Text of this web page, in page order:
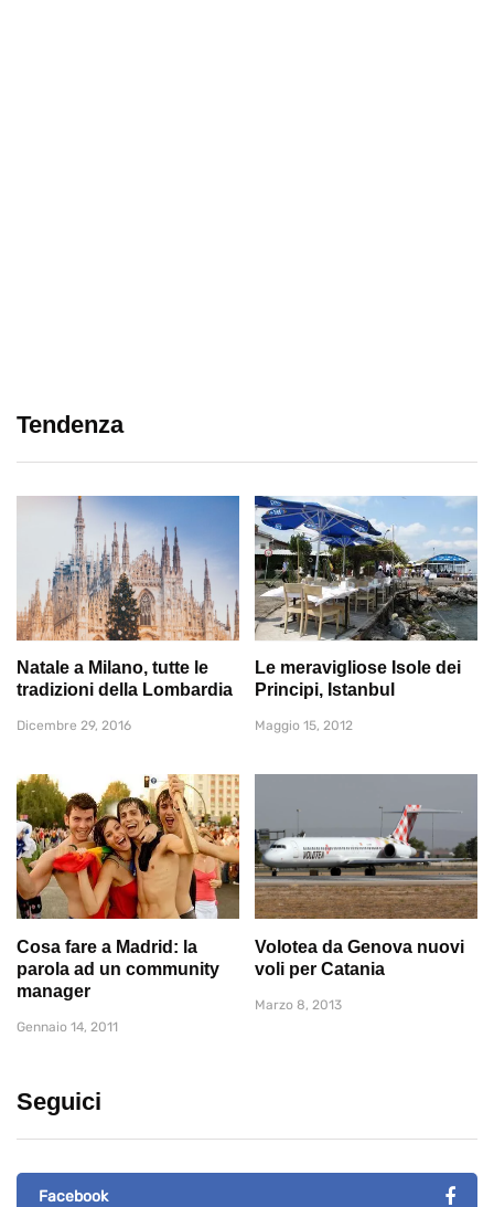
Tendenza
Natale a Milano, tutte le
tradizioni della Lombardia
Dicembre 29, 2016
Le meravigliose Isole dei
Principi, Istanbul
Maggio 15, 2012
Cosa fare a Madrid: la
parola ad un community
manager
Gennaio 14, 2011
Volotea da Genova nuovi
voli per Catania
Marzo 8, 2013
Seguici
Facebook